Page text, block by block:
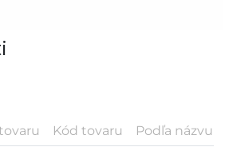
Kód tovaru Podľa názvu